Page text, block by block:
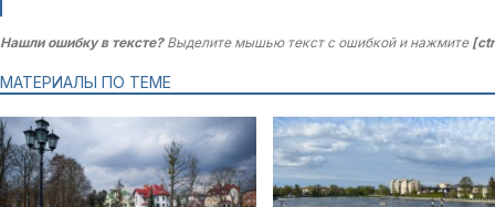
Нашли ошибку в тексте?Выделите мышью текст с ошибкой и нажмите
МАТЕРИАЛЫ ПО ТЕМЕ